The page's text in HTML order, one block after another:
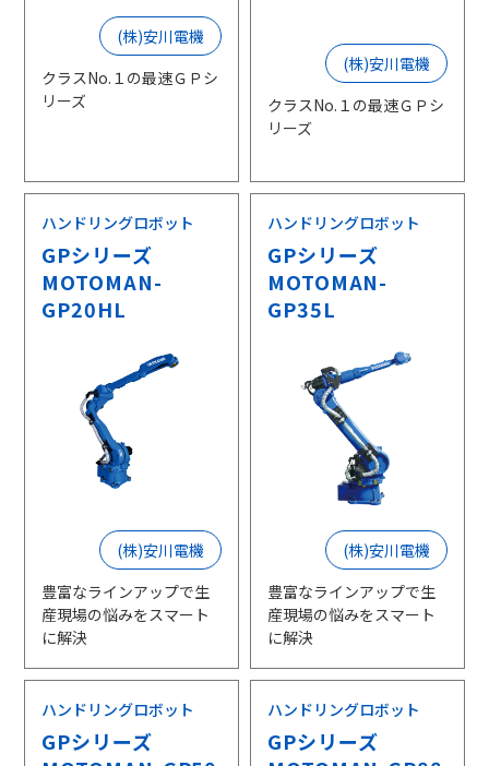
(株)安川電機
クラスNo.１の最速ＧＰシ
リーズ
(株)安川電機
クラスNo.１の最速ＧＰシ
リーズ
ハンドリングロボット
GPシリーズ
MOTOMAN-
GP20HL
(株)安川電機
豊富なラインアップで生
産現場の悩みをスマート
に解決
ハンドリングロボット
GPシリーズ
MOTOMAN-
GP35L
(株)安川電機
豊富なラインアップで生
産現場の悩みをスマート
に解決
ハンドリングロボット
GPシリーズ
ハンドリングロボット
GPシリーズ